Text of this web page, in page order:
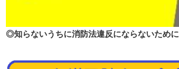
◎知らないうちに消防法違反にならないために